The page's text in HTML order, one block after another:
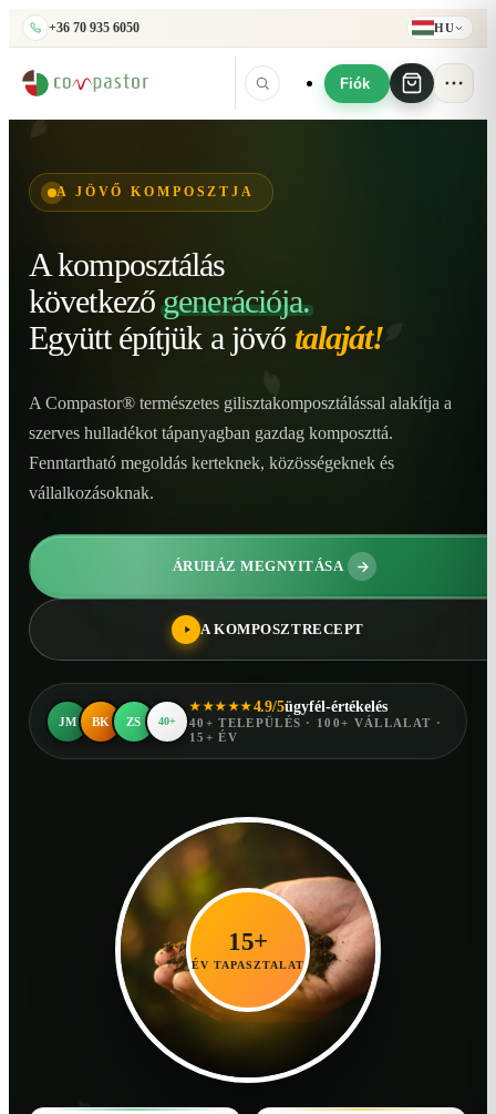
+36 70 935 6050 HU
Fiók
A JÖVŐ KOMPOSZTJA
A komposztálás
következő generációja.
Együtt építjük a jövő talaját!
A Compastor® természetes gilisztakomposztálással alakítja a
szerves hulladékot tápanyagban gazdag komposzttá.
Fenntartható megoldás kerteknek, közösségeknek és
vállalkozásoknak.
ÁRUHÁZ MEGNYITÁSA
A KOMPOSZTRECEPT
JM BK ZS 40+
★★★★★4.9/5ügyfél-értékelés
40+ TELEPÜLÉS · 100+ VÁLLALAT ·
15+ ÉV
15+
ÉV TAPASZTALAT